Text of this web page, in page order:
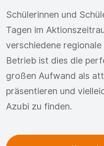
Schülerinnen und
Tagen im
verschiedene
Betrieb ist dies die
großen Aufwand als
präsentieren und
Azubi zu finden.